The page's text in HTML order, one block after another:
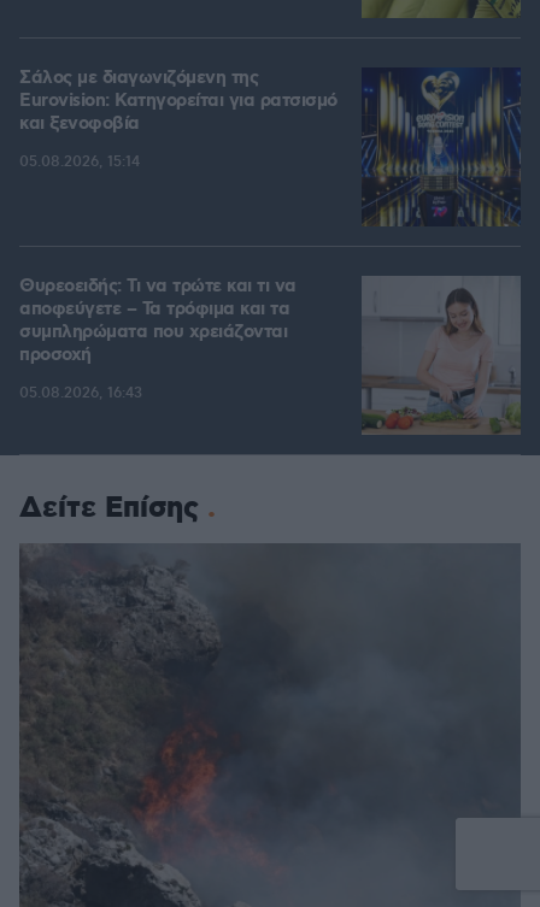
Σάλος με διαγωνιζόμενη της
Eurovision: Κατηγορείται για ρατσισμό
και ξενοφοβία
05.08.2026, 15:14
Θυρεοειδής: Τι να τρώτε και τι να
αποφεύγετε – Τα τρόφιμα και τα
συμπληρώματα που χρειάζονται
προσοχή
05.08.2026, 16:43
Δείτε Επίσης